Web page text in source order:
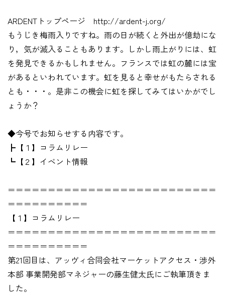
ARDENTトップページ http://ardent-j.org/
もうじき梅雨入りですね。雨の日が続くと外出が億劫にな
り，気が滅入ることもあります。しかし雨上がりには、虹
を発見できるかもしれません。フランスでは虹の麓には宝
があるといわれています。虹を見ると幸せがもたらされる
とも・・・。是非この機会に虹を探してみてはいかがでし
ょうか？
◆今号でお知らせする内容です。
┣【１】コラムリレー
┗【２】イベント情報
＝＝＝＝＝＝＝＝＝＝＝＝＝＝＝＝＝＝＝＝＝＝＝＝＝＝
＝＝＝＝＝＝＝＝＝＝
【１】コラムリレー
＝＝＝＝＝＝＝＝＝＝＝＝＝＝＝＝＝＝＝＝＝＝＝＝＝＝
＝＝＝＝＝＝＝＝＝＝
第21回目は、アッヴィ合同会社マーケットアクセス・渉外
本部 事業開発部マネジャーの藤生健太氏にご執筆頂きま
した。